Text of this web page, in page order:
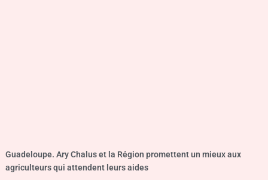
Guadeloupe. Ary Chalus et la Région promettent un mieux aux
agriculteurs qui attendent leurs aides